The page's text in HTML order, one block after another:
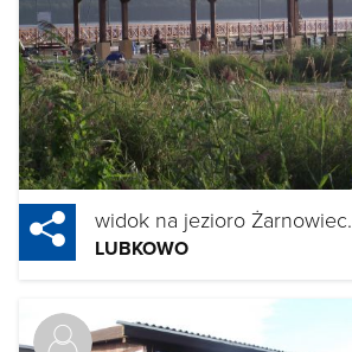
widok na jezioro Żarnowiec.
LUBKOWO